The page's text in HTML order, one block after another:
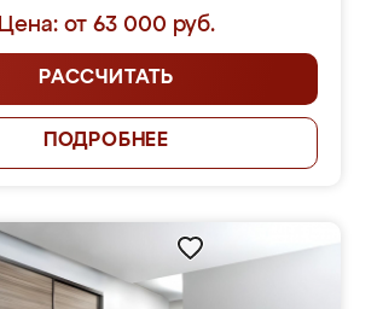
Цена: от 63 000 руб.
РАССЧИТАТЬ
ПОДРОБНЕЕ